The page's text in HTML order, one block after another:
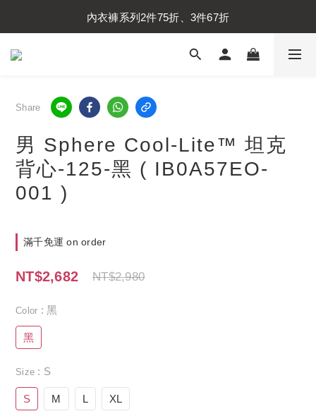
內衣褲系列2件75折、3件67折
內衣褲系列2件75折、3件67折
襪子系列2件75折、3件67折
Share
男 Sphere Cool-Lite™ 坦克
背心-125-黑 ( IB0A57EO-
001 )
滿千免運 on order
NT$2,682 NT$2,980
Color : 黑
黑
Size : S
S M L XL